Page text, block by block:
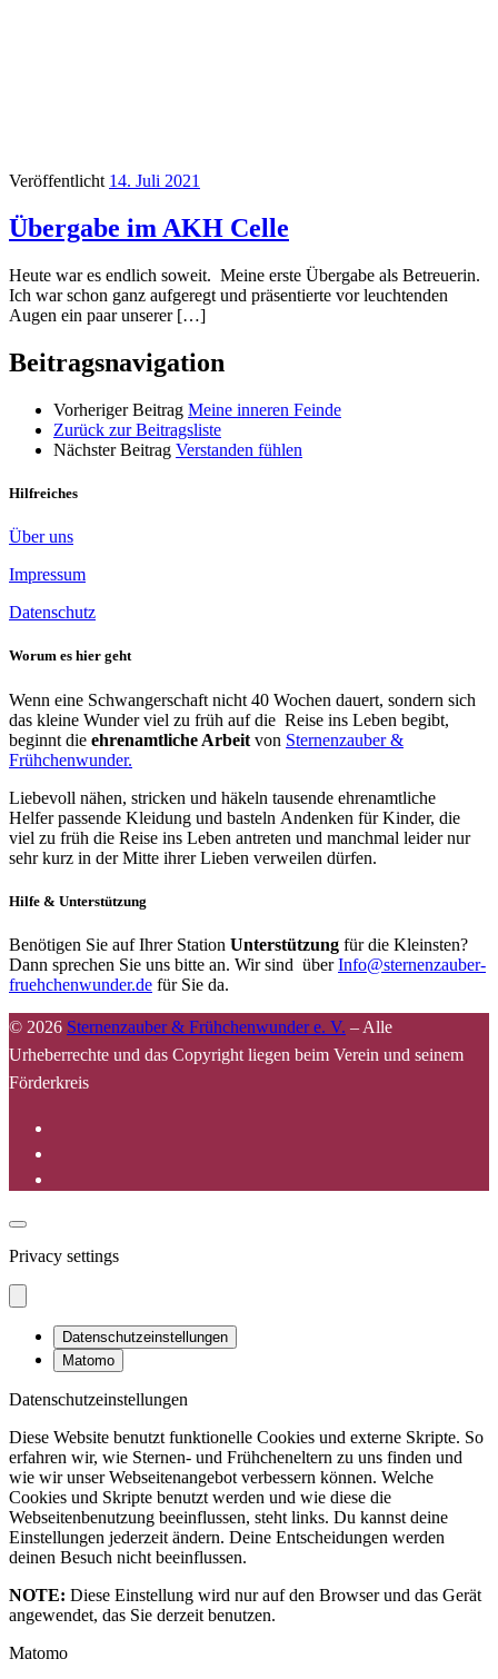
Veröffentlicht 14. Juli 2021
Übergabe im AKH Celle
Heute war es endlich soweit. Meine erste Übergabe als Betreuerin.
Ich war schon ganz aufgeregt und präsentierte vor leuchtenden
Augen ein paar unserer […]
Beitragsnavigation
Vorheriger Beitrag Meine inneren Feinde
Zurück zur Beitragsliste
Nächster Beitrag Verstanden fühlen
Hilfreiches
Über uns
Impressum
Datenschutz
Worum es hier geht
Wenn eine Schwangerschaft nicht 40 Wochen dauert, sondern sich
das kleine Wunder viel zu früh auf die Reise ins Leben begibt,
beginnt die ehrenamtliche Arbeit von Sternenzauber &
Frühchenwunder.
Liebevoll nähen, stricken und häkeln tausende ehrenamtliche
Helfer passende Kleidung und basteln Andenken für Kinder, die
viel zu früh die Reise ins Leben antreten und manchmal leider nur
sehr kurz in der Mitte ihrer Lieben verweilen dürfen.
Hilfe & Unterstützung
Benötigen Sie auf Ihrer Station Unterstützung für die Kleinsten?
Dann sprechen Sie uns bitte an. Wir sind überInfo@sternenzauber-
fruehchenwunder.de für Sie da.
© 2026 Sternenzauber & Frühchenwunder e. V. – Alle
Urheberrechte und das Copyright liegen beim Verein und seinem
Förderkreis
Privacy settings
Datenschutzeinstellungen
Matomo
Datenschutzeinstellungen
Diese Website benutzt funktionelle Cookies und externe Skripte. So
erfahren wir, wie Sternen- und Frühcheneltern zu uns finden und
wie wir unser Webseitenangebot verbessern können. Welche
Cookies und Skripte benutzt werden und wie diese die
Webseitenbenutzung beeinflussen, steht links. Du kannst deine
Einstellungen jederzeit ändern. Deine Entscheidungen werden
deinen Besuch nicht beeinflussen.
NOTE: Diese Einstellung wird nur auf den Browser und das Gerät
angewendet, das Sie derzeit benutzen.
Matomo